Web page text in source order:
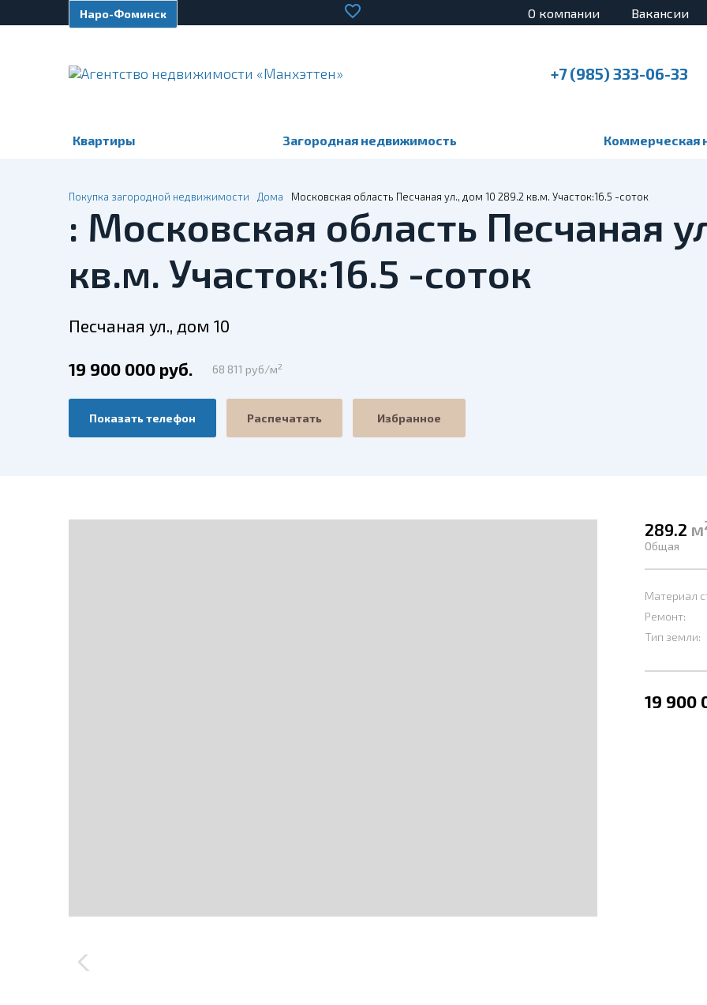
Наро-Фоминск О компании Вакансии
+7 (985) 333-06-33
Квартиры Загородная недвижимость Коммерческая
Покупка загородной недвижимости Дома Московская область Песчаная ул., дом 10 289.2 кв.м. Участок:16.5 -соток
: Московская область Песчаная
кв.м. Участок:16.5 -соток
Песчаная ул., дом 10
19 900 000 руб. 68 811 руб/м2
Показать телефон Распечатать Избранное
289.2 м
Общая
Материал
Ремонт:
Тип земли:
19 900